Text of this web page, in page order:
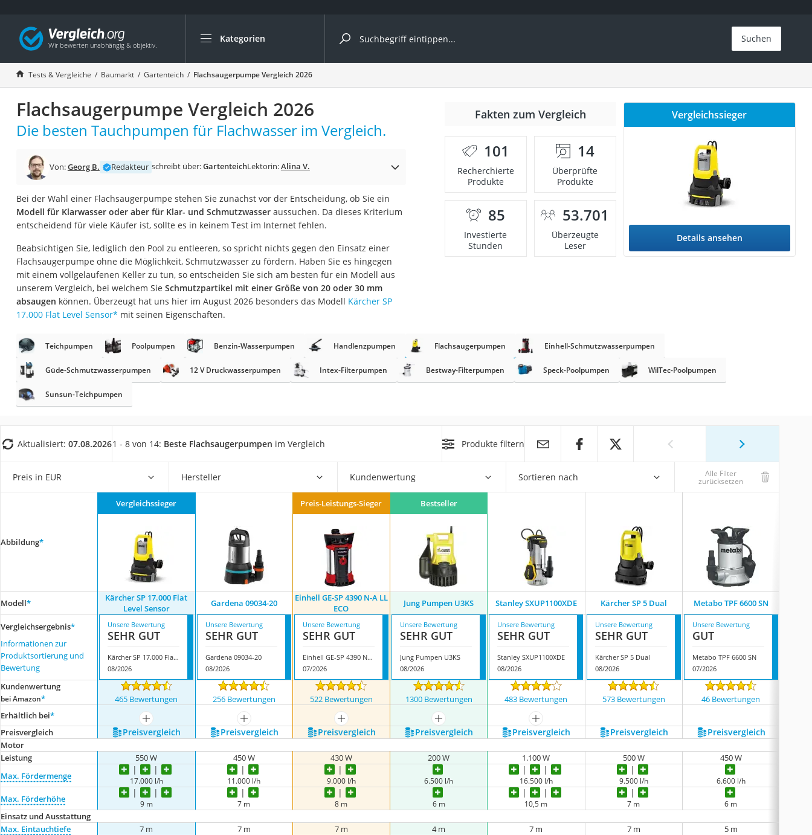
Kategorien
Die beliebtesten Vergleiche nach Kategorie
Baumarkt
Tresor feuerfest
Makita-Akku-Rasenmäher
Kappsäge
Akku-Rasentrimmer
Split-Klimaanlage 2 Innengeräte
Pelletofen
Tiefbrunnenpumpe
Fliesenschneider
Hochdruckreiniger
Doppelschleifer
Überwachungskamera
Benzinrasenmäher mit Elektrostart
Akku-Laubsauger
Gasdurchlauferhitzer
Service
Suchen
Tests & Vergleiche Baumarkt Gartenteich Flachsaugerpumpe Vergleich 2026
Flachsaugerpumpe Vergleich 2026
Die besten Tauchpumpen für Flachwasser im Vergleich.
Von:Georg B. Redakteur schreibt über:GartenteichLektorin:Alina V.
Bei der Wahl einer Flachsaugerpumpe stehen Sie zunächst vor der Entscheidung, ob Sie ein
Modell für Klarwasser oder aber für Klar- und Schmutzwasseraussuchen. Da dieses Kriterium
entscheidend für viele Käufer ist, sollte es in keinem Test im Internet fehlen.
Beabsichtigen Sie, lediglich den Pool zu entleeren, so spricht nichts gegen den Einsatz einer
Flachsaugerpumpe ohne die Möglichkeit, Schmutzwasser zu fördern. Haben Sie es hingegen
mit einem vollgelaufenen Keller zu tun, so entscheiden Sie sich am besten für ein Modell aus
unserem Vergleich, bei welchem Sie Schmutzpartikel mit einer Größe von 20 oder 30 mm
absaugen können. Überzeugt hat uns hier im August 2026 besonders das Modell Kärcher SP
17.000 Flat Level Sensor* mit seinen Eigenschaften.
Fakten zum Vergleich
101
Recherchierte
Produkte
14
Überprüfte
Produkte
85
Investierte
Stunden
53.701
Überzeugte
Leser
Vergleichssieger
Details ansehen
Teichpumpen Poolpumpen Benzin-Wasserpumpen Handlenzpumpen Flachsaugerpumpen Einhell-Schmutzwasserpumpen
Güde-Schmutzwasserpumpen 12 V Druckwasserpumpen Intex-Filterpumpen Bestway-Filterpumpen Speck-Poolpumpen WilTec-Poolpumpen
Sunsun-Teichpumpen
Aktualisiert: 07.08.20261 - 8 von 14: Beste Flachsaugerpumpen im Vergleich Produkte filtern
Preis in EUR Hersteller Kundenwertung Sortieren nach Alle Filter
zurücksetzen
Abbildung*
Vergleichssieger Preis-Leistungs-Sieger Bestseller
Modell*
Kärcher SP 17.000 Flat
Level Sensor
Gardena ‎09034-20
Einhell GE-SP 4390 N-A LL
ECO
Jung Pumpen U3KS Stanley SXUP1100XDE Kärcher SP 5 Dual Metabo TPF 6600 SN
Vergleichsergebnis*
Informationen zur
Produktsortierung und
Bewertung
Unsere Bewertung
SEHR GUT
Kärcher SP 17.000 Flat Level Sensor
08/2026
Unsere Bewertung
SEHR GUT
Gardena ‎09034-20
08/2026
Unsere Bewertung
SEHR GUT
Einhell GE-SP 4390 N-A LL ECO
07/2026
Unsere Bewertung
SEHR GUT
Jung Pumpen U3KS
08/2026
Unsere Bewertung
SEHR GUT
Stanley SXUP1100XDE
08/2026
Unsere Bewertung
SEHR GUT
Kärcher SP 5 Dual
08/2026
Unsere Bewertung
GUT
Metabo TPF 6600 SN
07/2026
Kundenwertung
bei Amazon* 465 Bewertungen 256 Bewertungen 522 Bewertungen 1300 Bewertungen 483 Bewertungen 573 Bewertungen 46 Bewertungen
Erhältlich bei*
mehr anzeigen mehr anzeigen mehr anzeigen mehr anzeigen
mehr anzeigen
Preis­vergleich
Preis­vergleich Preis­vergleich Preis­vergleich Preis­vergleich Preis­vergleich Preis­vergleich Preis­vergleich
Motor
Leistung
550 W 450 W 430 W 200 W 1.100 W 500 W
450 W
Max. Fördermenge
17.000 l/h 11.000 l/h 9.000 l/h 6.500 l/h 16.500 l/h 9.500 l/h 6.600 l/h
Max. Förderhöhe 9 m 7 m 8 m 6 m 10,5 m 7 m 6 m
Einsatz und Ausstattung
Max. Eintauchtiefe
7 m 7 m 7 m 4 m 7 m 7 m
5 m